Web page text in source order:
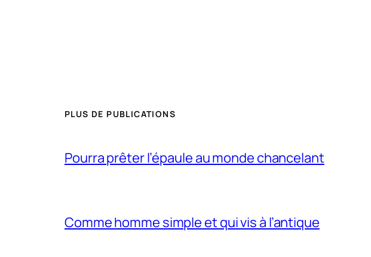
PLUS DE PUBLICATIONS
Pourra prêter l’épaule au monde chancelant
Comme homme simple et qui vis à l’antique